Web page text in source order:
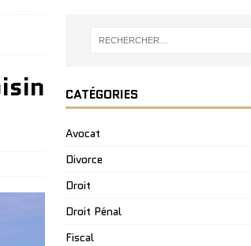
CATÉGORIES
Avocat
Divorce
Droit
Droit Pénal
Fiscal